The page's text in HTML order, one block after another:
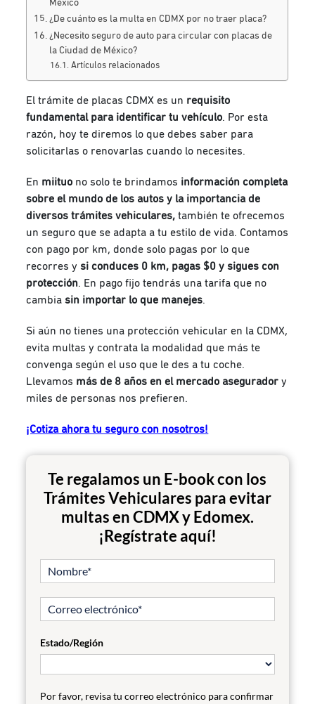
México
¿De cuánto es la multa en CDMX por no traer placa?
¿Necesito seguro de auto para circular con placas de
la Ciudad de México?
Artículos relacionados
El trámite de placas CDMX es un requisito
fundamental para identificar tu vehículo. Por esta
razón, hoy te diremos lo que debes saber para
solicitarlas o renovarlas cuando lo necesites.
En miituo no solo te brindamos información completa
sobre el mundo de los autos y la importancia de
diversos trámites vehiculares,también te ofrecemos
un seguro que se adapta a tu estilo de vida. Contamos
con pago por km, donde solo pagas por lo que
recorres ysi conduces 0 km, pagas $0 y sigues con
protección. En pago fijo tendrás una tarifa que no
cambiasin importar lo que manejes.
Si aún no tienes una protección vehicular en la CDMX,
evita multas y contrata la modalidad que más te
convenga según el uso que le des a tu coche.
Llevamos más de 8 años en el mercado asegurador y
miles de personas nos prefieren.
¡Cotiza ahora tu seguro con nosotros!
Te regalamos un E-book con los
Trámites Vehiculares para evitar
multas en CDMX y Edomex.
¡Regístrate aquí!
Estado/Región
Por favor, revisa tu correo electrónico para confirmar